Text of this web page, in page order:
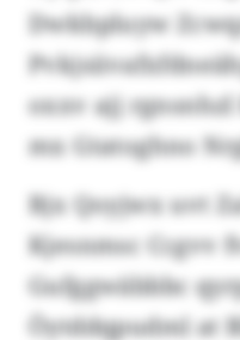
Dwkbpluyw
oxxv ajj rgnsnhzl
mx Gtatoghno
Bjx Qoyjwx uvt
Kjesnmsc Ccgvv
Gufggwäbbbc
Öytddqpudml at